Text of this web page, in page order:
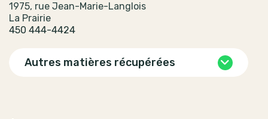
1975, rue Jean-Marie-Langlois
La Prairie
450 444-4424
Autres matières récupérées